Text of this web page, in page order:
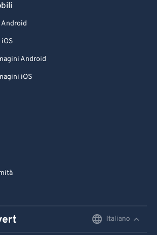
Android
Android
iOS
Italiano